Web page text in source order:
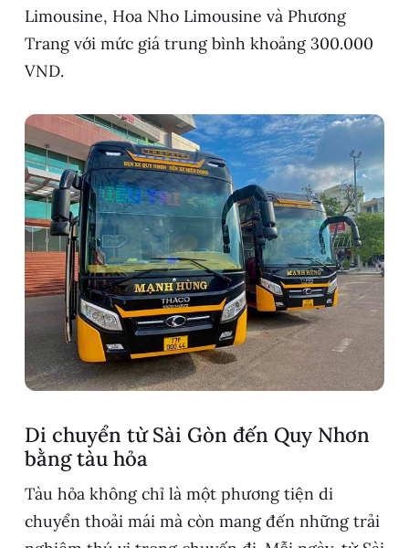
Limousine, Hoa Nho Limousine và Phương
Trang với mức giá trung bình khoảng 300.000
VND.
Di chuyển từ Sài Gòn đến Quy Nhơn
bằng tàu hỏa
Tàu hỏa không chỉ là một phương tiện di
chuyển thoải mái mà còn mang đến những trải